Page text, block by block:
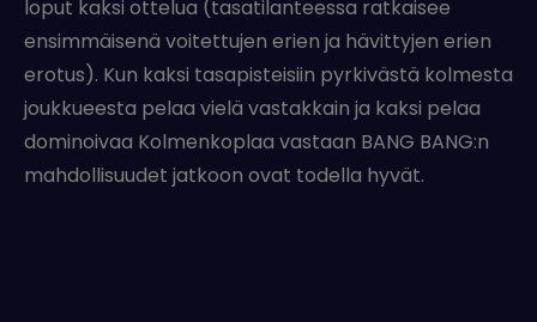
loput kaksi ottelua (tasatilanteessa ratkaisee
ensimmäisenä voitettujen erien ja hävittyjen erien
erotus). Kun kaksi tasapisteisiin pyrkivästä kolmesta
joukkueesta pelaa vielä vastakkain ja kaksi pelaa
dominoivaa Kolmenkoplaa vastaan BANG BANG:n
mahdollisuudet jatkoon ovat todella hyvät.